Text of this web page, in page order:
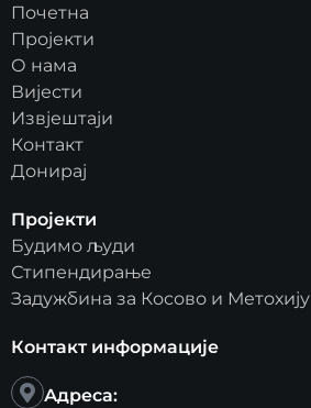
Почетна
Пројекти
О нама
Вијести
Извјештаји
Контакт
Донирај
Пројекти
Будимо људи
Стипендирање
Задужбина за Косово и Метохију
Контакт информације
Адреса: